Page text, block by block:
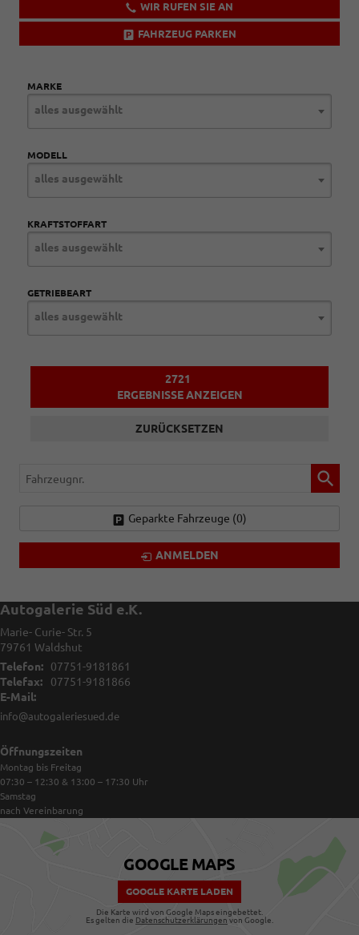
WIR RUFEN SIE AN
FAHRZEUG PARKEN
MARKE
alles ausgewählt
MODELL
alles ausgewählt
KRAFTSTOFFART
alles ausgewählt
GETRIEBEART
alles ausgewählt
2721
ERGEBNISSE ANZEIGEN
ZURÜCKSETZEN
Fahrzeugnr.
Geparkte Fahrzeuge (0)
ANMELDEN
Autogalerie Süd e.K.
Marie- Curie- Str. 5
79761 Waldshut
Telefon:
07751-9181861
Telefax:
07751-9181866
E-Mail:
info@autogaleriesued.de
Öffnungszeiten
Montag bis Freitag
07:30 – 12:30 & 13:00 – 17:30 Uhr
Samstag
nach Vereinbarung
GOOGLE MAPS
GOOGLE KARTE LADEN
Die Karte wird von Google Maps eingebettet.
Es gelten die Datenschutzerklärungen von Google.